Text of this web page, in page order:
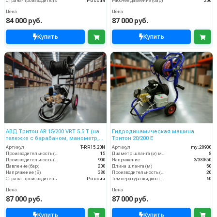
Цена
84 000 руб.
Купить
Цена
87 000 руб.
Купить
АВД Тритон AR 15/200 VRT 5.5 T (на
тележке с барабаном, манометр,
электрика теплозащитой )
Артикул
T-RR15.20N
15
900
Давление (бар)
200
Напряжение (В)
380
Страна-производитель
Россия
Цена
87 000 руб.
Купить
Гидродинамическая машина
Тритон 20/200 Е
Артикул
my.20930
8
Напряжение
3/380/50
Длина шланга (м)
50
20
60
Цена
87 000 руб.
Купить